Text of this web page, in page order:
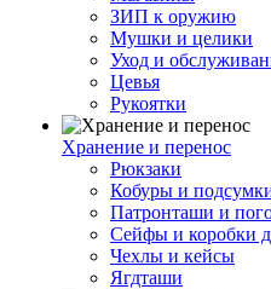
ЗИП к оружию
Мушки и целики
Уход и
Цевья
Рукоятки
Хранение и перенос
Рюкзаки
Кобуры и
Патронташи и
Сейфы и коробки
Чехлы и кейсы
Ягдташи